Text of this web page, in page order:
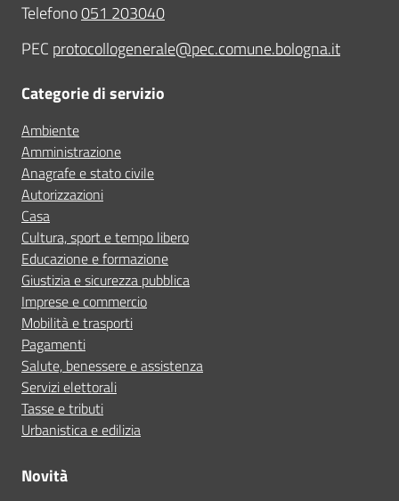
Telefono051 203040
PEC protocollogenerale@pec.comune.bologna.it
Categorie di servizio
Ambiente
Amministrazione
Anagrafe e stato civile
Autorizzazioni
Casa
Cultura, sport e tempo libero
Educazione e formazione
Giustizia e sicurezza pubblica
Imprese e commercio
Mobilità e trasporti
Pagamenti
Salute, benessere e assistenza
Servizi elettorali
Tasse e tributi
Urbanistica e edilizia
Novità